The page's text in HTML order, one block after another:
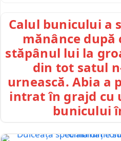
Calul bunicului a
mănânce după
stăpânul lui la
din tot satul
urnească. Abia a
intrat în grajd cu
bunicului